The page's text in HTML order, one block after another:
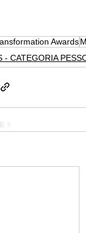
Awards
- CATEGORIA